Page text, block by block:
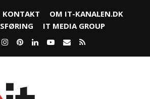
KONTAKT
OM IT-KANALEN.DK
IT MEDIA GROUP